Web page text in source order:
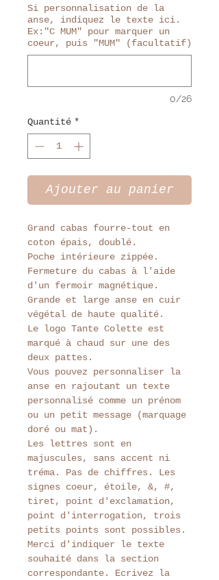
Si personnalisation de la
anse, indiquez le texte ici.
Ex:"C MUM" pour marquer un
coeur, puis "MUM" (facultatif)
0/26
Quantité *
Ajouter au panier
Grand cabas fourre-tout en
coton épais, doublé.
Poche intérieure zippée.
Fermeture du cabas à l'aide
d'un fermoir magnétique.
Grande et large anse en cuir
végétal de haute qualité.
Le logo Tante Colette est
marqué à chaud sur une des
deux pattes.
Vous pouvez personnaliser la
anse en rajoutant un texte
personnalisé comme un prénom
ou un petit message (marquage
doré ou mat).
Les lettres sont en
majuscules, sans accent ni
tréma. Pas de chiffres. Les
signes coeur, étoile, &, #,
tiret, point d'exclamation,
point d'interrogation, trois
petits points sont possibles.
Merci d'indiquer le texte
souhaité dans la section
correspondante. Ecrivez la